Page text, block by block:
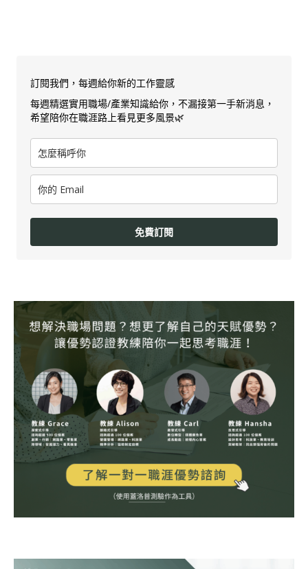
訂閱我們，每週給你新的工作靈感
每週精選實用職場/產業知識給你，不漏接第一手新消息，
希望陪你在職涯路上看見更多風景🌿
免費訂閱